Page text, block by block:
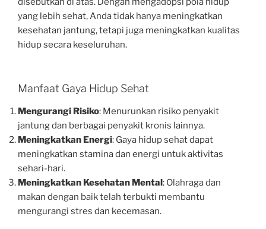
yang lebih sehat, Anda tidak hanya meningkatkan
kesehatan jantung, tetapi juga meningkatkan kualitas
hidup secara keseluruhan.
Manfaat Gaya Hidup Sehat
Mengurangi Risiko: Menurunkan risiko penyakit
jantung dan berbagai penyakit kronis lainnya.
Meningkatkan Energi: Gaya hidup sehat dapat
meningkatkan stamina dan energi untuk aktivitas
sehari-hari.
Meningkatkan Kesehatan Mental: Olahraga dan
makan dengan baik telah terbukti membantu
mengurangi stres dan kecemasan.